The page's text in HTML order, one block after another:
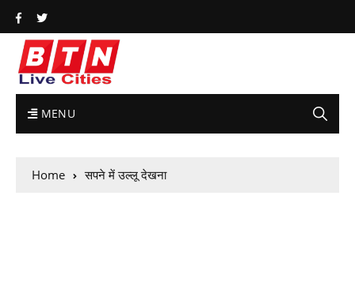
MENU
Home सपने में उल्लू देखना